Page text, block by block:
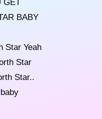
BABY
Star Yeah
Star
Star..